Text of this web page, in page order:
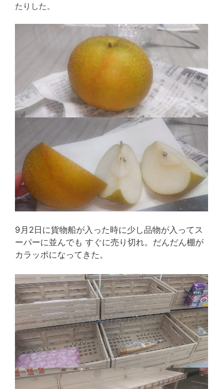
たりした。
9月2日に貨物船が入った時に少し品物が入ってス
ーパーに並んでも すぐに売り切れ。だんだん棚が
カラッポになってきた。